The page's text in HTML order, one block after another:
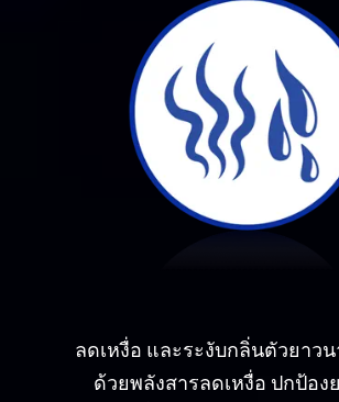
ลดเหงื่อ และระงับกลิ่นตัวยาวน
ด้วยพลังสารลดเหงื่อ ปกป้อง